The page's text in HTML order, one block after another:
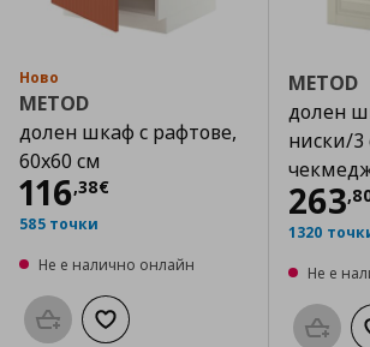
Ново
METOD
долен шкаф с рафтове,
60x60 см
116,38€
Цена
585 точки
Не е налично онлайн
Προσθήκη στο καλάθι
Добави към списъка с любими
METOD
долен
ниски/3
263,
1320
Не е